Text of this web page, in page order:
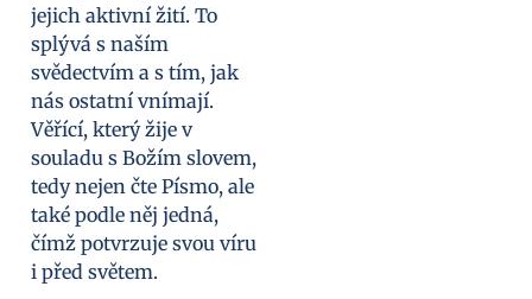
jejich aktivní žití. To
splývá s naším
svědectvím a s tím, jak
nás ostatní vnímají.
Věřící, který žije v
souladu s Božím slovem,
tedy nejen čte Písmo, ale
také podle něj jedná,
čímž potvrzuje svou víru
i před světem.